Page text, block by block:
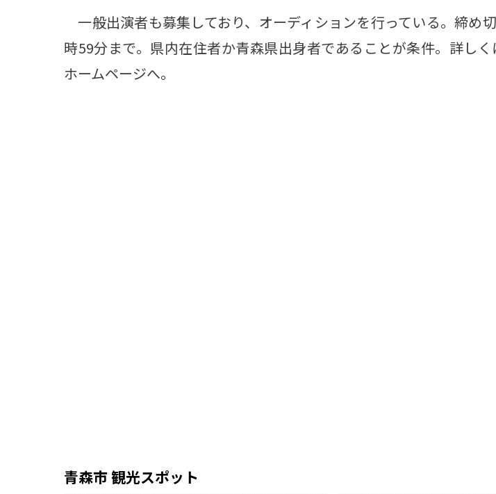
一般出演者も募集しており、オーディションを行っている。締め
時59分まで。県内在住者か青森県出身者であることが条件。詳し
ホームページへ。
青森市 観光スポット